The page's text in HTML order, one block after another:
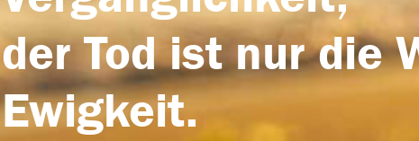
der Tod ist nur die
Ewigkeit.